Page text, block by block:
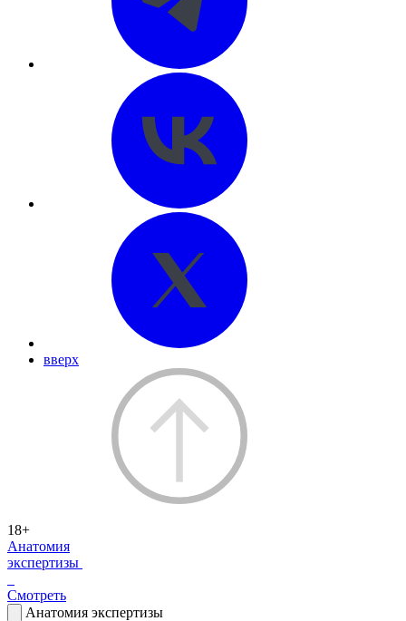
вверх
18+
Анатомия
экспертизы
Смотреть
Анатомия экспертизы